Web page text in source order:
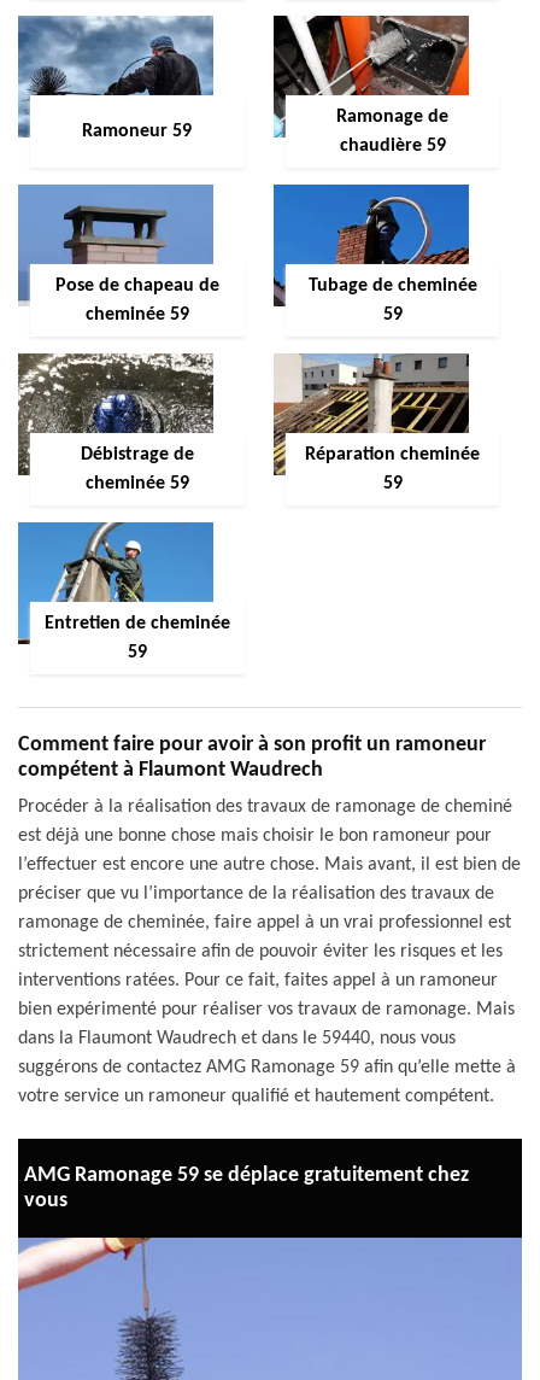
Ramoneur 59
Ramonage de
chaudière 59
Pose de chapeau de
cheminée 59
Tubage de cheminée
59
Débistrage de
cheminée 59
Réparation cheminée
59
Entretien de cheminée
59
Comment faire pour avoir à son profit un ramoneur
compétent à Flaumont Waudrech
Procéder à la réalisation des travaux de ramonage de cheminé
est déjà une bonne chose mais choisir le bon ramoneur pour
l’effectuer est encore une autre chose. Mais avant, il est bien de
préciser que vu l’importance de la réalisation des travaux de
ramonage de cheminée, faire appel à un vrai professionnel est
strictement nécessaire afin de pouvoir éviter les risques et les
interventions ratées. Pour ce fait, faites appel à un ramoneur
bien expérimenté pour réaliser vos travaux de ramonage. Mais
dans la Flaumont Waudrech et dans le 59440, nous vous
suggérons de contactez AMG Ramonage 59 afin qu’elle mette à
votre service un ramoneur qualifié et hautement compétent.
AMG Ramonage 59 se déplace gratuitement chez
vous